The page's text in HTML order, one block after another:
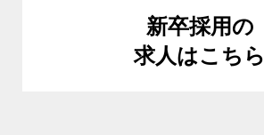
新卒採用の
求人はこちら